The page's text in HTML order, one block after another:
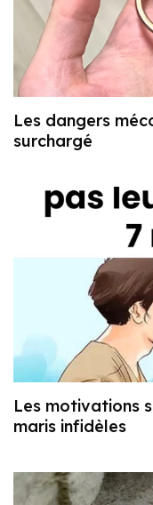
Les dangers
surchargé
Les motivations
maris infidèles